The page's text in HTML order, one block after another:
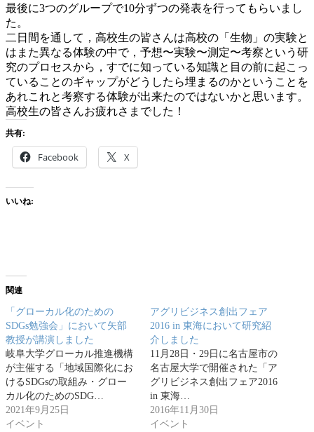
最後に3つのグループで10分ずつの発表を行ってもらいまし
た。
二日間を通して，高校生の皆さんは高校の「生物」の実験と
はまた異なる体験の中で，予想〜実験〜測定〜考察という研
究のプロセスから，すでに知っている知識と目の前に起こっ
ていることのギャップがどうしたら埋まるのかということを
あれこれと考察する体験が出来たのではないかと思います。
高校生の皆さんお疲れさまでした！
共有:
Facebook X
いいね:
関連
「グローカル化のための
SDGs勉強会」において矢部
教授が講演しました
岐阜大学グローカル推進機構
が主催する「地域国際化にお
けるSDGsの取組み・グロー
カル化のためのSDG…
2021年9月25日
イベント
アグリビジネス創出フェア
2016 in 東海において研究紹
介しました
11月28日・29日に名古屋市の
名古屋大学で開催された「ア
グリビジネス創出フェア2016
in 東海…
2016年11月30日
イベント